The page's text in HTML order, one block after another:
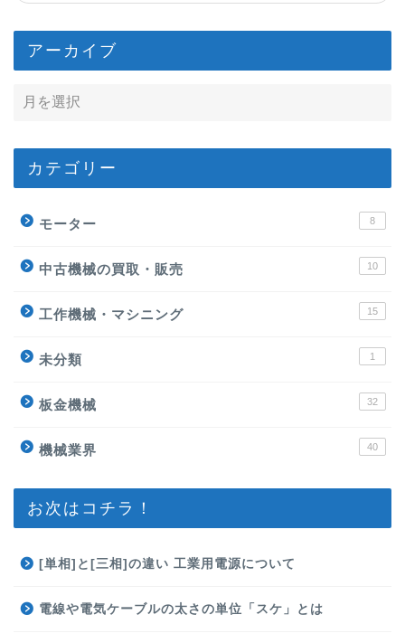
アーカイブ
カテゴリー
モーター 8
中古機械の買取・販売 10
工作機械・マシニング 15
未分類 1
板金機械 32
機械業界 40
お次はコチラ！
[単相]と[三相]の違い 工業用電源について
電線や電気ケーブルの太さの単位「スケ」とは